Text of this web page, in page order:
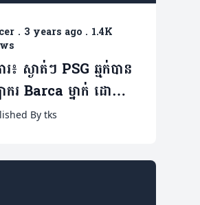
. 3 years ago . 1.4K
ារ៖ ស្ងាត់ៗ PSG ឆ្មក់បាន
ករ Barca ម្នាក់ ដោយ
ម្លៃខ្លួនBy tks